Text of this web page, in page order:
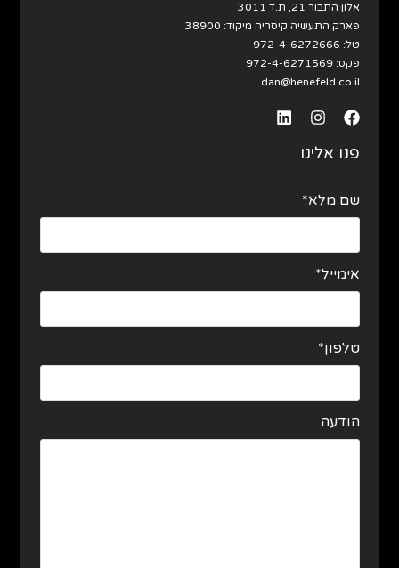
אלון התבור 21, ת.ד 3011
פארק התעשיה קיסריה מיקוד: 38900
טל: 972-4-6272666
פקס: 972-4-6271569
dan@henefeld.co.il
פנו אלינו
שם מלא*
אימייל*
טלפון*
הודעה